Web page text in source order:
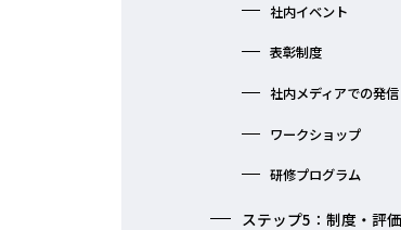
社内イベント
表彰制度
社内メディアでの発信
ワークショップ
研修プログラム
ステップ5：制度・評